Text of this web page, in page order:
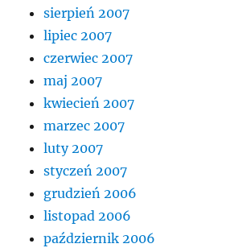
sierpień 2007
lipiec 2007
czerwiec 2007
maj 2007
kwiecień 2007
marzec 2007
luty 2007
styczeń 2007
grudzień 2006
listopad 2006
październik 2006